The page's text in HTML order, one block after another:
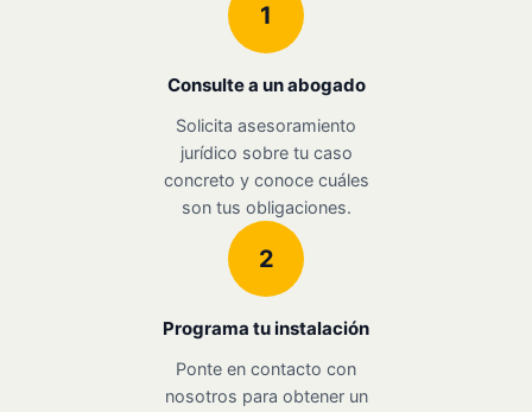
1
Consulte a un abogado
Solicita asesoramiento
jurídico sobre tu caso
concreto y conoce cuáles
son tus obligaciones.
2
Programa tu instalación
Ponte en contacto con
nosotros para obtener un